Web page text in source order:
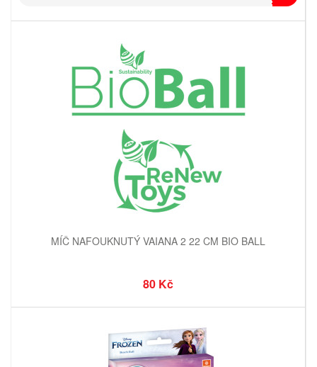
MÍČ NAFOUKNUTÝ VAIANA 2 22 CM BIO BALL
80 Kč